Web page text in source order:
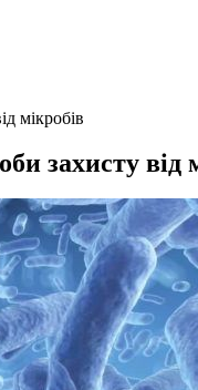
мікробів
захисту від